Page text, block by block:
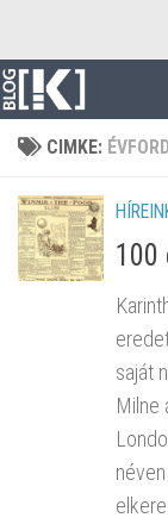
CIMKE:
100
saját
Milne